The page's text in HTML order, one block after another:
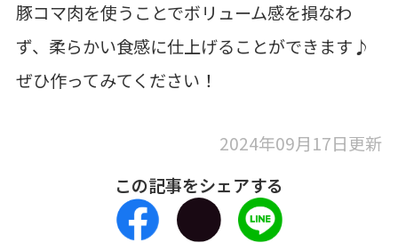
豚コマ肉を使うことでボリューム感を損なわ
ず、柔らかい食感に仕上げることができます♪
ぜひ作ってみてください！
2024年09月17日更新
この記事をシェアする